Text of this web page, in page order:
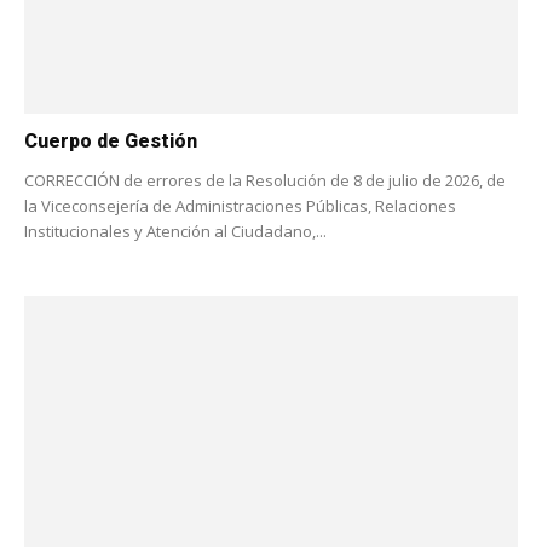
Cuerpo de Gestión
CORRECCIÓN de errores de la Resolución de 8 de julio de 2026, de
la Viceconsejería de Administraciones Públicas, Relaciones
Institucionales y Atención al Ciudadano,...